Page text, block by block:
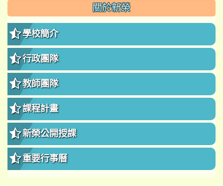
::: 關於新榮
學校簡介
行政團隊
教師團隊
課程計畫
新榮公開授課
重要行事曆